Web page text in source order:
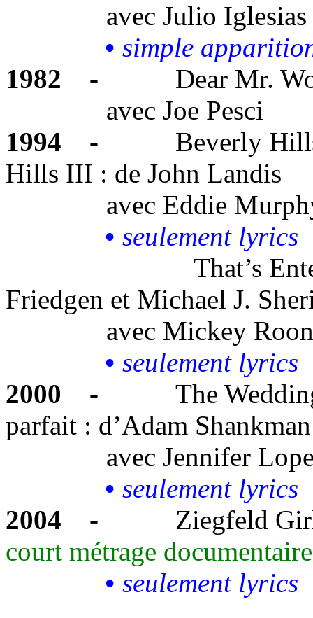
avec Julio Iglesias
• simple
1982
-
Dear Mr.
avec Joe Pesci
1994
-
Beverly
Hills III : de John Landis
avec Eddie
• seulement lyrics
That’s
Friedgen et Michael J.
avec Mickey
• seulementlyrics
2000
-
The
parfait : d’Adam Shankman
avec Jennifer
• seulement lyrics
2004
-
Ziegfeld
court métrage
• seulement lyrics